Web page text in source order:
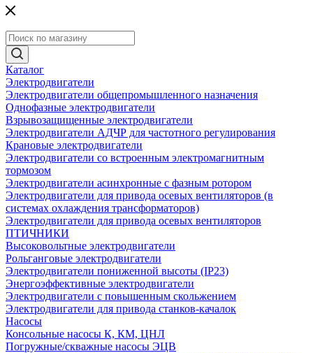
Каталог
Электродвигатели
Электродвигатели общепромышленного назначения
Однофазные электродвигатели
Взрывозащищенные электродвигатели
Электродвигатели АДЧР для частотного регулирования
Крановые электродвигатели
Электродвигатели со встроенным электромагнитным
тормозом
Электродвигатели асинхронные с фазным ротором
Электродвигатели для привода осевых вентиляторов (в
системах охлаждения трансформаторов)
Электродвигатели для привода осевых вентиляторов
ПТИЧНИКИ
Высоковольтные электродвигатели
Рольганговые электродвигатели
Электродвигатели пониженной высоты (IP23)
Энергоэффективные электродвигатели
Электродвигатели с повышенным скольжением
Электродвигатели для привода станков-качалок
Насосы
Консольные насосы К, КМ, ЦНЛ
Погружные/скважные насосы ЭЦВ